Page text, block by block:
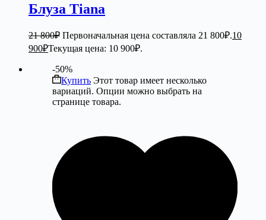
Блуза Tiana
21 800₽ Первоначальная цена составляла 21 800₽.10
900₽Текущая цена: 10 900₽.
-50%
Купить Этот товар имеет несколько
вариаций. Опции можно выбрать на
странице товара.